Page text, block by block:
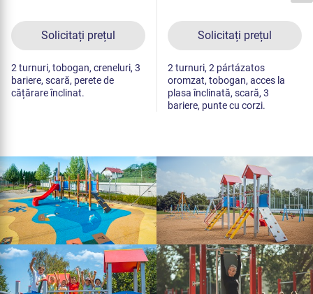
Solicitați prețul
2 turnuri, tobogan, creneluri, 3
bariere, scară, perete de
cățărare înclinat.
Solicitați prețul
2 turnuri, 2 pártázatos
oromzat, tobogan, acces la
plasa înclinată, scară, 3
bariere, punte cu corzi.